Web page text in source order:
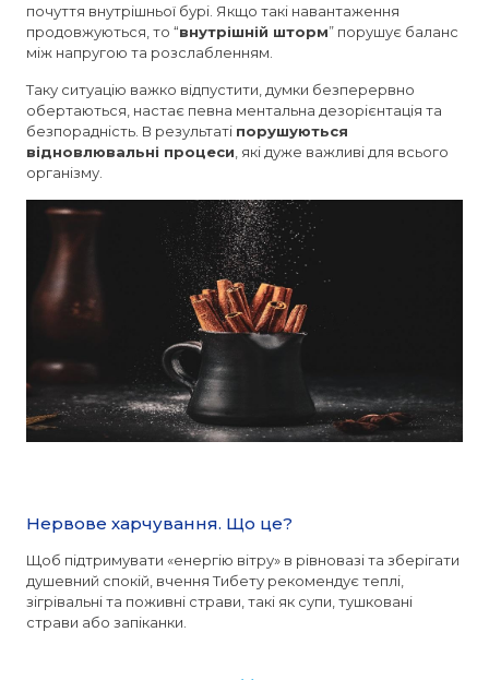
почуття внутрішньої бурі. Якщо такі навантаження
продовжуються, то “внутрішній шторм” порушує баланс
між напругою та розслабленням.
Таку ситуацію важко відпустити, думки безперервно
обертаються, настає певна ментальна дезорієнтація та
безпорадність. В результаті порушуються
відновлювальні процеси , які дуже важливі для всього
організму.
Нервове харчування. Що це?
Щоб підтримувати «енергію вітру» в рівновазі та зберігати
душевний спокій, вчення Тибету рекомендує теплі,
зігрівальні та поживні страви, такі як супи, тушковані
страви або запіканки.